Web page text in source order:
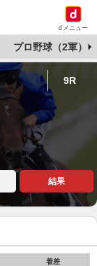
dメニュー
プロ野球（2軍）
9R
結果
着差